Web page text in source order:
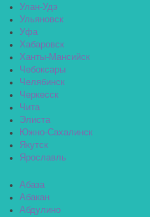
Улан-Удэ
Ульяновск
Уфа
Хабаровск
Ханты-Мансийск
Чебоксары
Челябинск
Черкесск
Чита
Элиста
Южно-Сахалинск
Якутск
Ярославль
Абаза
Абакан
Абдулино